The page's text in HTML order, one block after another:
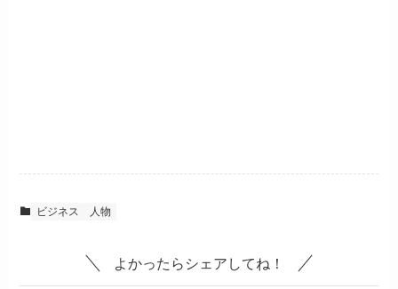
ビジネス 人物
よかったらシェアしてね！